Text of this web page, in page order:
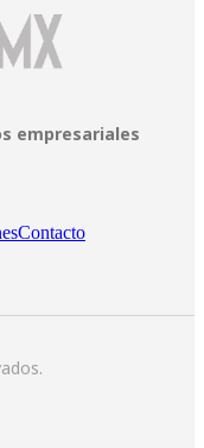
empresariales
Contacto